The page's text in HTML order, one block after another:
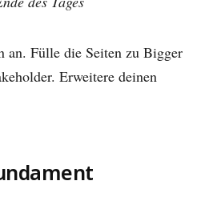
an. Fülle die Seiten zu Bigger
Erweitere deinen